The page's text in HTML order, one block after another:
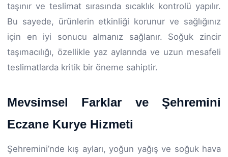
taşınır ve teslimat sırasında sıcaklık kontrolü yapılır.
Bu sayede, ürünlerin etkinliği korunur ve sağlığınız
için en iyi sonucu almanız sağlanır. Soğuk zincir
taşımacılığı, özellikle yaz aylarında ve uzun mesafeli
teslimatlarda kritik bir öneme sahiptir.
Mevsimsel Farklar ve Şehremini
Eczane Kurye Hizmeti
Şehremini’nde kış ayları, yoğun yağış ve soğuk hava